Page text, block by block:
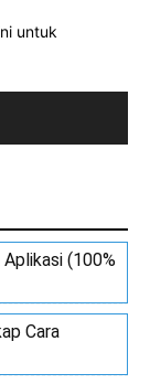
untuk
(100%
Cara